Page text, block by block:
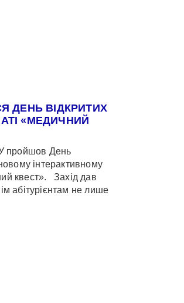
ДЕНЬ ВІДКРИТИХ
«МЕДИЧНИЙ
пройшов День
інтерактивному
квест». Захід дав
абітурієнтам не лише